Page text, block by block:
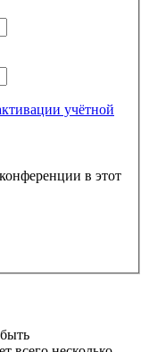
учётной
в этот